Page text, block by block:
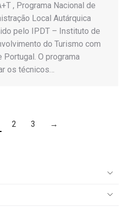
, Programa Nacional de
Local Autárquica
pelo IPDT – Instituto de
do Turismo com
O programa
os técnicos…
2 3 →